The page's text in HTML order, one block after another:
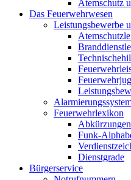
Atemschutz
Das Feuerwehrwesen
Leistungsbewerbe
Feuerwehrlexikon
Funk-
Dienstgrade
Bürgerservice